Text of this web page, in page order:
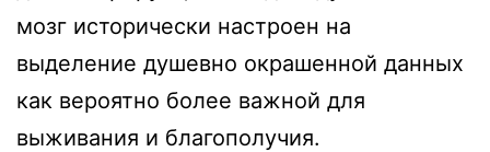
мозг исторически настроен на
выделение душевно окрашенной данных
как вероятно более важной для
выживания и благополучия.